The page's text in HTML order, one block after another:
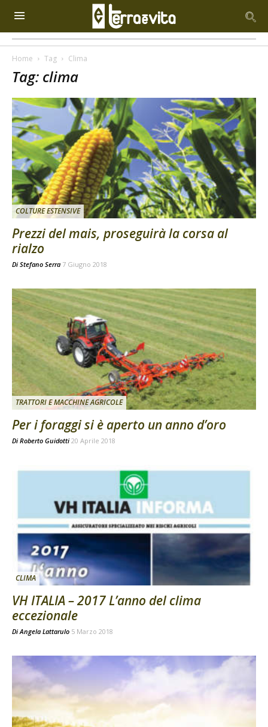
Home Tag Clima
Tag: clima
COLTURE ESTENSIVE
Prezzi del mais, proseguirà la corsa al
rialzo
Di Stefano Serra 7 Giugno 2018
TRATTORI E MACCHINE AGRICOLE
Per i foraggi si è aperto un anno d’oro
Di Roberto Guidotti 20 Aprile 2018
CLIMA
VH ITALIA – 2017 L’anno del clima
eccezionale
DiAngela Lattarulo 5 Marzo 2018